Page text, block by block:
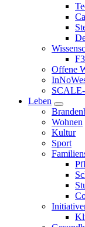
Offene
Leben
Wohnen
Kultur
Sport